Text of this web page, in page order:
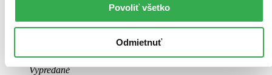
Povoliť všetko
Odmietnuť
Tento produkt síce máme aktuálne na sklade, máme však už
iba posledné kusy a ďalšie už nemá ani distribútor, preto je
možné, že bude onedlho úplne vypredaný. Ak ho chcete mať,
Knihapevná väzba s prebalom
Vypredané